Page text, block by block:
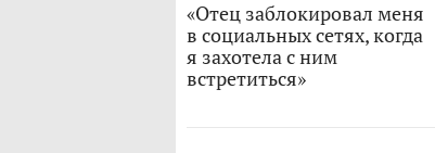
«Отец заблокировал меня
в социальных сетях, когда
я захотела с ним
встретиться»